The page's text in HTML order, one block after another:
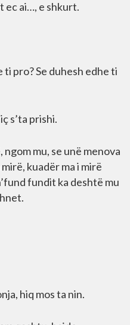
ec ai…, e shkurt.
ti pro? Se duhesh edhe ti
s’ta prishi.
mu, se unë menova
kuadër ma i mirë
fundit ka deshtë mu
hiq mos ta nin.